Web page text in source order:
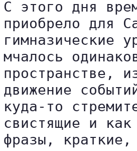
С этого дня
приобрело для
гимназические
мчалось
пространстве,
движение
куда-то
свистящие и
фразы,